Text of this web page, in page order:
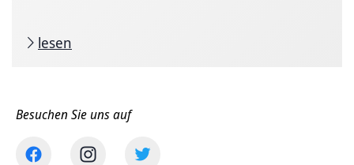
lesen
Besuchen Sie uns auf